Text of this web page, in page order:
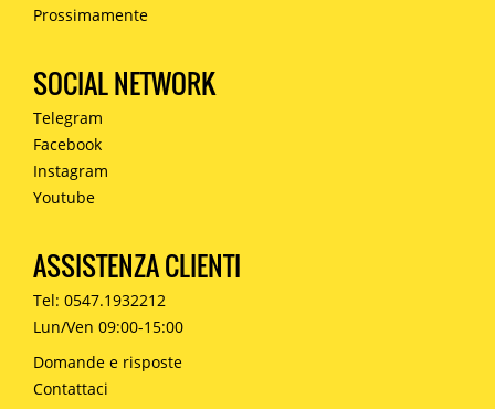
Prossimamente
SOCIAL NETWORK
Telegram
Facebook
Instagram
Youtube
ASSISTENZA CLIENTI
Tel: 0547.1932212
Lun/Ven 09:00-15:00
Domande e risposte
Contattaci